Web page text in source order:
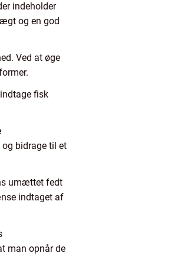
indeholder
og en god
Ved at øge
fisk
bidrage til et
umættet fedt
indtaget af
man opnår de